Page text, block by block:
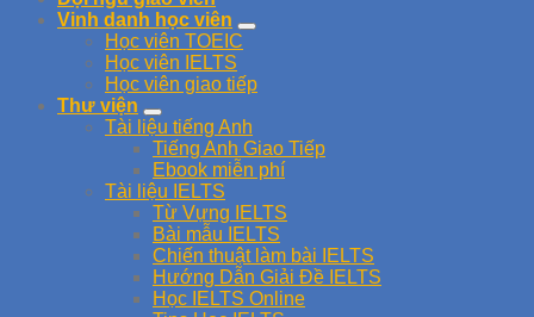
Vinh danh học viên
Học viên TOEIC
Học viên IELTS
Học viên giao tiếp
Thư viện
Tài liệu tiếng Anh
Tiếng Anh Giao Tiếp
Ebook miễn phí
Tài liệu IELTS
Từ Vựng IELTS
Bài mẫu IELTS
Chiến thuật làm bài IELTS
Hướng Dẫn Giải Đề IELTS
Học IELTS Online